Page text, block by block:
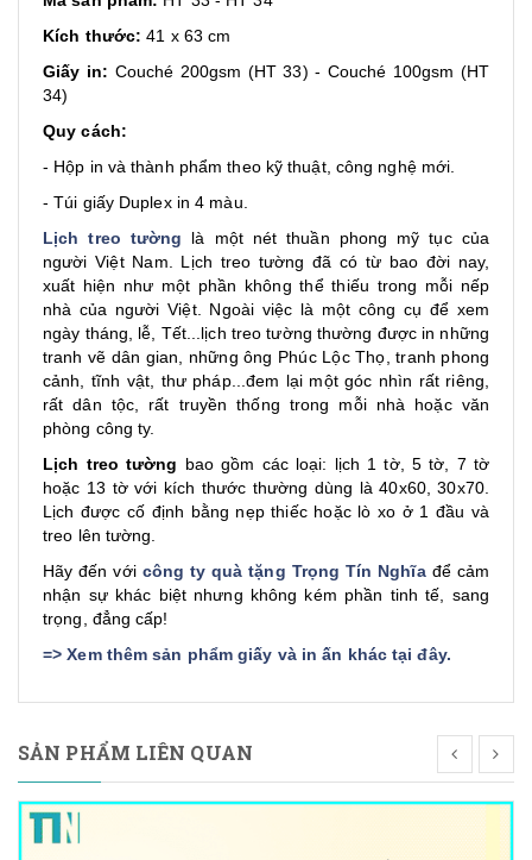
Kích thước: 41 x 63 cm
Giấy in: Couché 200gsm (HT 33) - Couché 100gsm (HT
34)
Quy cách:
- Hộp in và thành phẩm theo kỹ thuật, công nghệ mới.
- Túi giấy Duplex in 4 màu.
Lịch treo tường là một nét thuần phong mỹ tục của
người Việt Nam. Lịch treo tường đã có từ bao đời nay,
xuất hiện như một phần không thể thiếu trong mỗi nếp
nhà của người Việt. Ngoài việc là một công cụ để xem
ngày tháng, lễ, Tết...lịch treo tường thường được in những
tranh vẽ dân gian, những ông Phúc Lộc Thọ, tranh phong
cảnh, tĩnh vật, thư pháp...đem lại một góc nhìn rất riêng,
rất dân tộc, rất truyền thống trong mỗi nhà hoặc văn
phòng công ty.
Lịch treo tường bao gồm các loại: lịch 1 tờ, 5 tờ, 7 tờ
hoặc 13 tờ với kích thước thường dùng là 40x60, 30x70.
Lịch được cố định bằng nẹp thiếc hoặc lò xo ở 1 đầu và
treo lên tường.
Hãy đến với công ty quà tặng Trọng Tín Nghĩađể cảm
nhận sự khác biệt nhưng không kém phần tinh tế, sang
trọng, đẳng cấp!
=>Xem thêm sản phẩm giấy và in ấn khác tại đây.
SẢN PHẨM LIÊN QUAN